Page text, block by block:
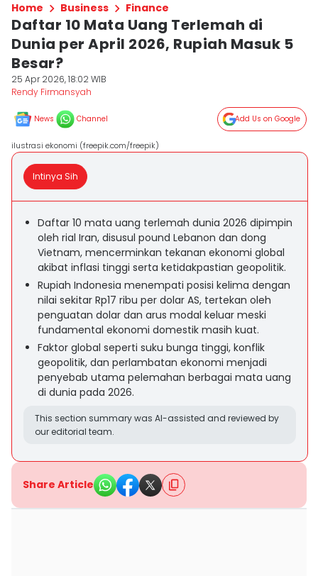
Home Business Finance
Daftar 10 Mata Uang Terlemah di
Dunia per April 2026, Rupiah Masuk 5
Besar?
25 Apr 2026, 18:02 WIB
Rendy Firmansyah
News Channel Add Us on Google
ilustrasi ekonomi (freepik.com/freepik)
Intinya Sih
Daftar 10 mata uang terlemah dunia 2026 dipimpin
oleh rial Iran, disusul pound Lebanon dan dong
Vietnam, mencerminkan tekanan ekonomi global
akibat inflasi tinggi serta ketidakpastian geopolitik.
Rupiah Indonesia menempati posisi kelima dengan
nilai sekitar Rp17 ribu per dolar AS, tertekan oleh
penguatan dolar dan arus modal keluar meski
fundamental ekonomi domestik masih kuat.
Faktor global seperti suku bunga tinggi, konflik
geopolitik, dan perlambatan ekonomi menjadi
penyebab utama pelemahan berbagai mata uang
di dunia pada 2026.
This section summary was AI-assisted and reviewed by
our editorial team.
Share Article